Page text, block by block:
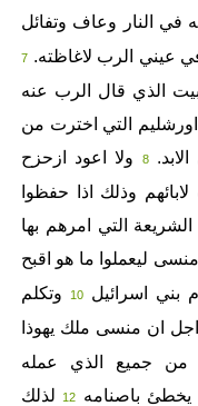
في النار وعاف وتفائل
عيني الرب لاغاظته. 7
الذي قال الرب عنه
التي اخترت من
8ولا اعود ازحزح
وذلك اذا حفظوا
التي امرهم بها
ليعملوا ما هو اقبح
بني اسرائيل
10وتكلم
ان منسى ملك يهوذا
من جميع الذي عمله
يخطئ باصنامه
12لذلك